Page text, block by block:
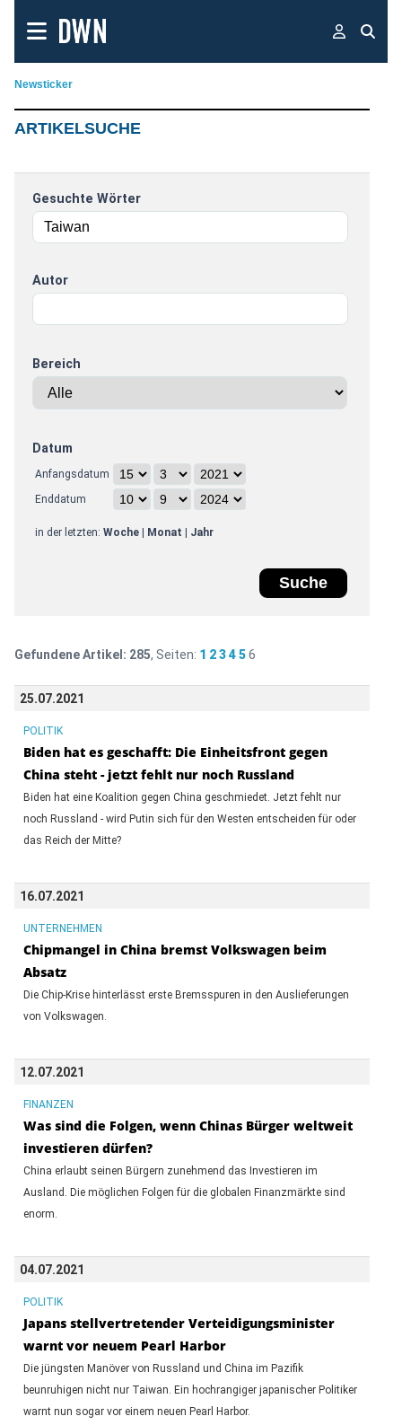
Newsticker
ARTIKELSUCHE
Gesuchte Wörter
Autor
Bereich
Datum
Anfangsdatum
Enddatum
in der letzten: Woche| Monat Jahr
Gefundene Artikel: 285, Seiten: 1 2 3 4 5 6
25.07.2021
POLITIK
Biden hat es geschafft: Die Einheitsfront gegen
China steht - jetzt fehlt nur noch Russland
Biden hat eine Koalition gegen China geschmiedet. Jetzt fehlt nur
noch Russland - wird Putin sich für den Westen entscheiden für oder
das Reich der Mitte?
16.07.2021
UNTERNEHMEN
Chipmangel in China bremst Volkswagen beim
Absatz
Die Chip-Krise hinterlässt erste Bremsspuren in den Auslieferungen
von Volkswagen.
12.07.2021
FINANZEN
Was sind die Folgen, wenn Chinas Bürger weltweit
investieren dürfen?
China erlaubt seinen Bürgern zunehmend das Investieren im
Ausland. Die möglichen Folgen für die globalen Finanzmärkte sind
enorm.
04.07.2021
POLITIK
Japans stellvertretender Verteidigungsminister
warnt vor neuem Pearl Harbor
Die jüngsten Manöver von Russland und China im Pazifik
beunruhigen nicht nur Taiwan. Ein hochrangiger japanischer Politiker
warnt nun sogar vor einem neuen Pearl Harbor.